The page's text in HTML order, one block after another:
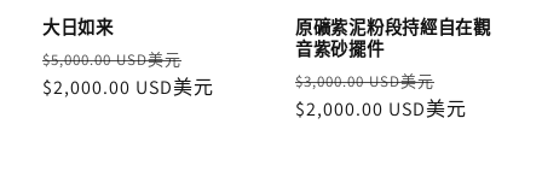
大日如来
定
價
$5,000.00 USD美元
價
$2,000.00 USD美元
原礦紫泥粉段持經自在觀
音紫砂擺件
定
價
$3,000.00 USD美元
價
$2,000.00 USD美元